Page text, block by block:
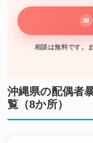
✉
相談は無料です。
沖縄県の配偶者
覧（8か所）